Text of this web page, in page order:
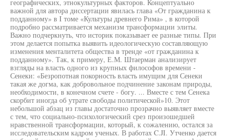
географических, этнокультурных факторов. Концептуально
важной для автора диссертации явилась глава «От гражданина к
подданному» в I томе «Культуры древнего Рима» , в которой
подробно рассматривается механизм трансформации элиты.
Важно подчеркнуть, что историк показывает ее разные типы. При
этом делается попытка выявить идеологическую составляющую
изменения менталитета общества в тренде «от гражданина к
подданному». Так, к примеру, Е.М. Штаерман анализирует
взгляды на власть одного из крупных философов времени -
Сенеки: «Безропотная покорность власть имущим для Сенеки
такая же догма, как добровольное подчинение законам природы,
необходимости, в конечном счете - богу. ... Вместе с тем Сенека
скорбит иногда об утрате свободы политической»10. Этот
небольшой абзац из главы достаточно прозрачно выявляет вместе
с тем, что социально-психологический срез произошедшей
нравственной трансформации, который, к сожалению, остался за
исследовательским кадром ученых. В работах C.JI. Утченко дается